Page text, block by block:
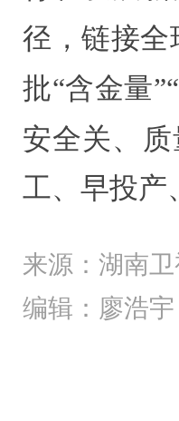
径，链接全
批“含金量
安全关、
工、早投产
来源：湖南
编辑：廖浩宇